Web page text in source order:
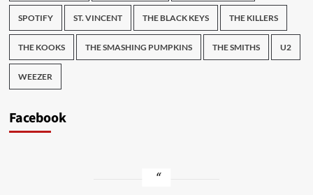
SPOTIFY ST. VINCENT THE BLACK KEYS THE KILLERS
THE KOOKS THE SMASHING PUMPKINS THE SMITHS U2
WEEZER
Facebook